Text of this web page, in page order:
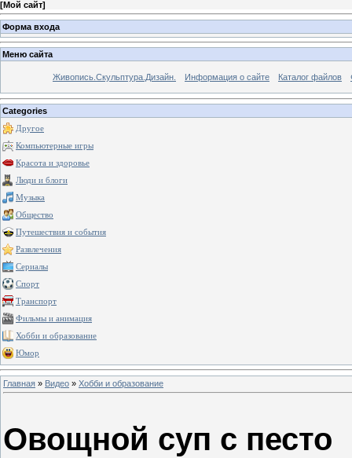
[Мой сайт]
Форма входа
Меню сайта
Живопись.Скульптура.Дизайн. Информация о сайте Каталог файлов
Categories
Другое
Компьютерные игры
Красота и здоровье
Люди и блоги
Музыка
Общество
Путешествия и события
Развлечения
Сериалы
Спорт
Транспорт
Фильмы и анимация
Хобби и образование
Юмор
Главная » Видео » Хобби и образование
Овощной суп с песто